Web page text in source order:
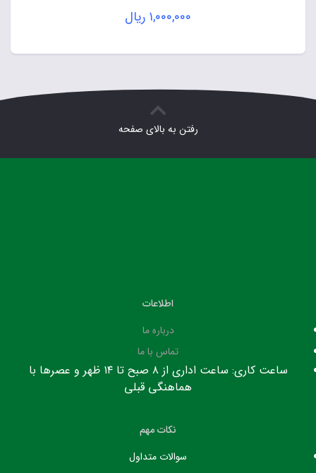
۱,۰۰۰,۰۰۰ ریال
رفتن به بالای صفحه
اطلاعات
درباره ما
تماس با ما
ساعت کاری: ساعت اداری از ۸ صبح تا ۱۴ ظهر و عصرها با
هماهنگی قبلی
نکات مهم
سوالات متداول